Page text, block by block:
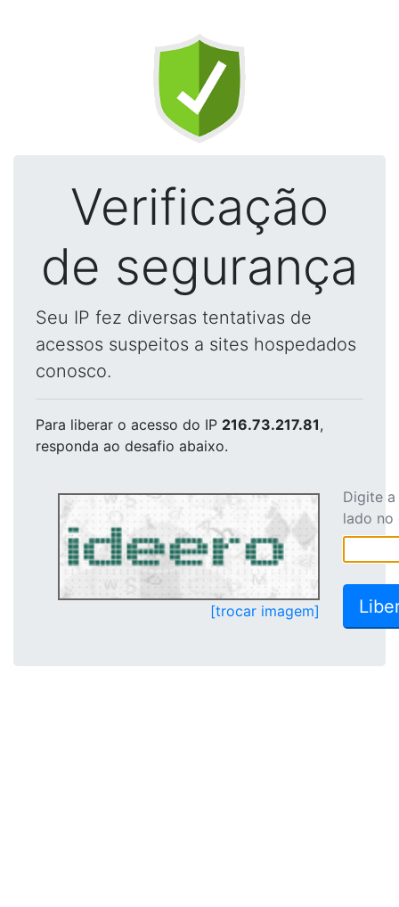
Verificação
de segurança
Seu IP fez diversas tentativas de
acessos suspeitos a sites hospedados
conosco.
Para liberar o acesso do IP 216.73.217.81,
responda ao desafio abaixo.
[trocar imagem]
Digite
lado no